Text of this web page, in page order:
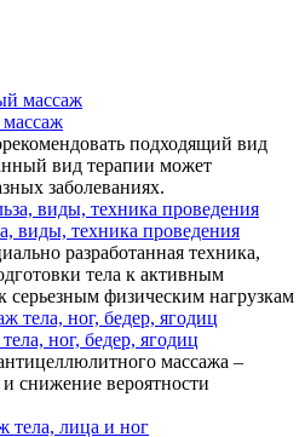
подходящий вид
вид терапии может
заболеваниях.
виды, техника проведения
разработанная техника,
тела к активным
серьезным физическим нагрузкам
ног, бедер, ягодиц
массажа –
снижение вероятности